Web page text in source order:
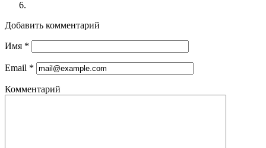
Добавить комментарий
Имя *
Email *
Комментарий